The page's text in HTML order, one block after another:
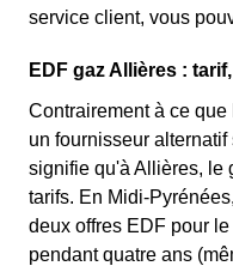
service client, vous
EDF gaz Allières :
Contrairement à ce
un fournisseur
signifie qu'à Allières, le
tarifs. En Midi-
deux offres EDF pour
pendant quatre ans